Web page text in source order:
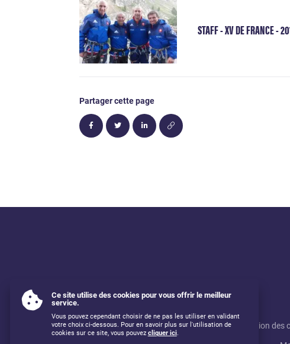
STAFF - XV DE FRANCE -
Partager cette page
Ce site utilise des cookies pour vous offrir le meilleur
service.
Vous pouvez cependant choisir de ne pas les utiliser en validant
votre choix ci-dessous. Pour en savoir plus sur l'utilisation de
cookies sur ce site, vous pouvez cliquer ici.
Mentions légales Utilisation des